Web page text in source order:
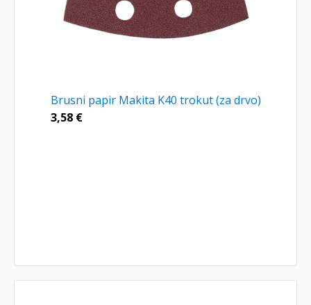
Brusni papir Makita K40 trokut (za drvo)
3,58 €